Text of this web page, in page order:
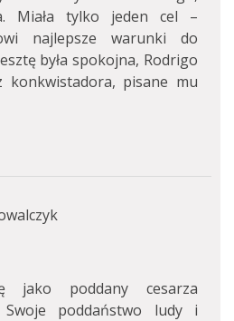
Miała tylko jeden cel –
najlepsze warunki do
była spokojna, Rodrigo
konkwistadora, pisane mu
jako poddany cesarza
Swoje poddaństwo ludy i